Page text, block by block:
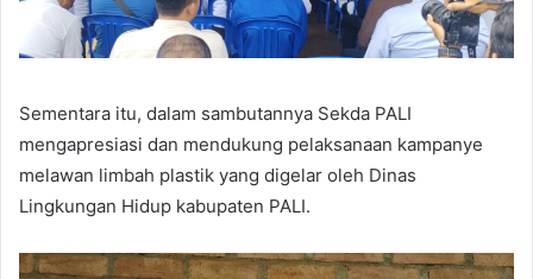
Sementara itu, dalam sambutannya Sekda PALI
mengapresiasi dan mendukung pelaksanaan kampanye
melawan limbah plastik yang digelar oleh Dinas
Lingkungan Hidup kabupaten PALI.